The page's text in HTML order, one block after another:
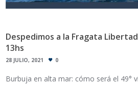
Despedimos a la Fragata Libertad
13hs
28 JULIO, 2021 0
Burbuja en alta mar: cómo será el 49°